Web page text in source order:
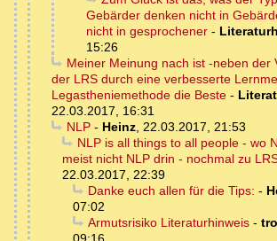
Gebärder denken nicht in
nicht in gesprochener -
15:26
Meiner Meinung nach ist -neben der
der LRS durch eine verbesserte
Legastheniemethode die Beste -
22.03.2017, 16:31
NLP- Heinz, 22.03.2017, 21:53
NLP is all things to all people - wo
meist nicht NLP drin - nochmal zu
22.03.2017, 22:39
Danke euch allen für die Tips: -
07:02
Armutsrisiko Literaturhinweis-